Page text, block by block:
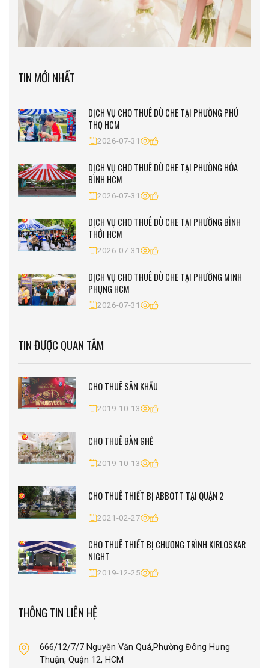
TIN MỚI NHẤT
DỊCH VỤ CHO THUÊ DÙ CHE TẠI PHƯỜNG PHÚ
THỌ HCM
2026-07-31
DỊCH VỤ CHO THUÊ DÙ CHE TẠI PHƯỜNG HÒA
BÌNH HCM
2026-07-31
DỊCH VỤ CHO THUÊ DÙ CHE TẠI PHƯỜNG BÌNH
THỚI HCM
2026-07-31
DỊCH VỤ CHO THUÊ DÙ CHE TẠI PHƯỜNG MINH
PHỤNG HCM
2026-07-31
TIN ĐƯỢC QUAN TÂM
CHO THUÊ SÂN KHẤU
2019-10-13
CHO THUÊ BÀN GHẾ
2019-10-13
CHO THUÊ THIẾT BỊ ABBOTT TẠI QUẬN 2
2021-02-27
CHO THUÊ THIẾT BỊ CHƯƠNG TRÌNH KIRLOSKAR
NIGHT
2019-12-25
THÔNG TIN LIÊN HỆ
666/12/7/7 Nguyễn Văn Quá,Phường Đông Hưng
Thuận, Quận 12, HCM